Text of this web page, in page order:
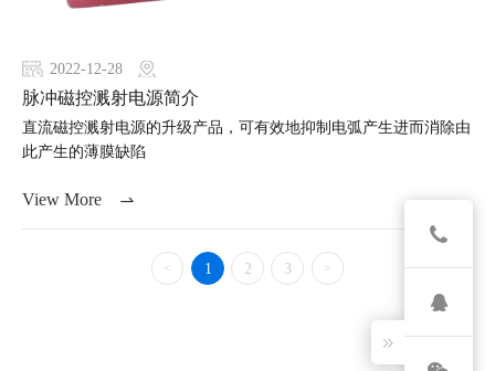
2022-12-28
脉冲磁控溅射电源简介
直流磁控溅射电源的升级产品，可有效地抑制电弧产生进而消除由
此产生的薄膜缺陷
View More
< 1 2 3 >